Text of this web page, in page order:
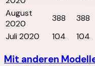
August
2020
388 388
Juli 2020
104 104
Mit anderen